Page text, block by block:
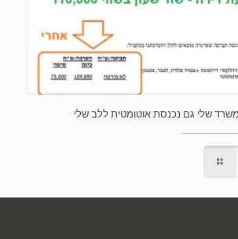
שלי גם נכנסת אוטומטית ללב שלי